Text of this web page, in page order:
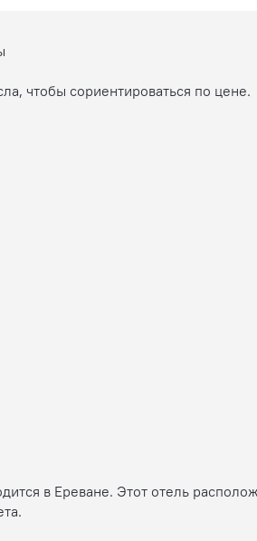
чтобы сориентироваться по цене.
в Ереване. Этот отель